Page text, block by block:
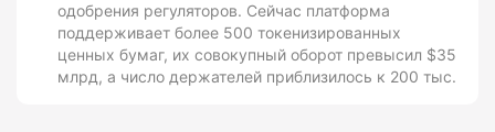
одобрения регуляторов. Сейчас платформа
поддерживает более 500 токенизированных
ценных бумаг, их совокупный оборот превысил $35
млрд, а число держателей приблизилось к 200 тыс.